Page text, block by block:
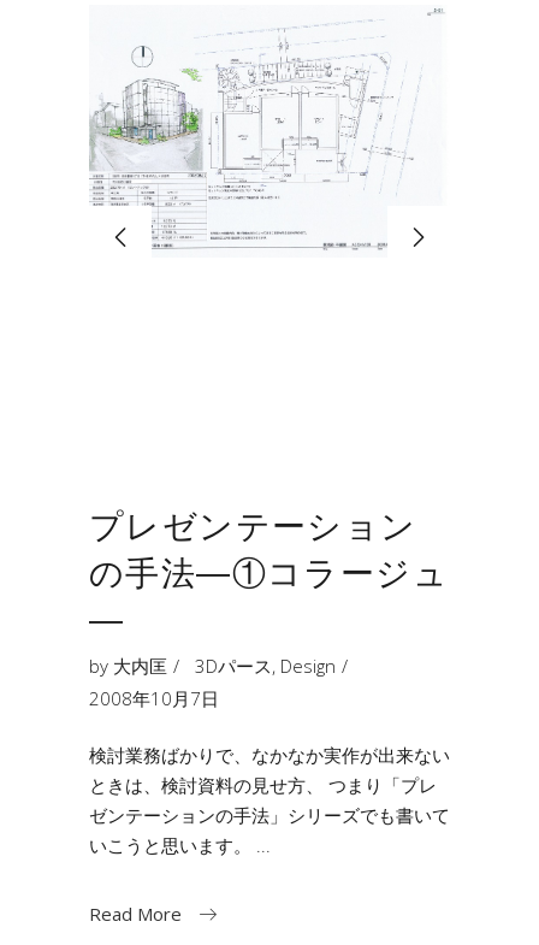
プレゼンテーション
の手法―①コラージュ
―
by 大内匡 3Dパース, Design
2008年10月7日
検討業務ばかりで、なかなか実作が出来ない
ときは、検討資料の見せ方、 つまり「プレ
ゼンテーションの手法」シリーズでも書いて
いこうと思います。
Read More